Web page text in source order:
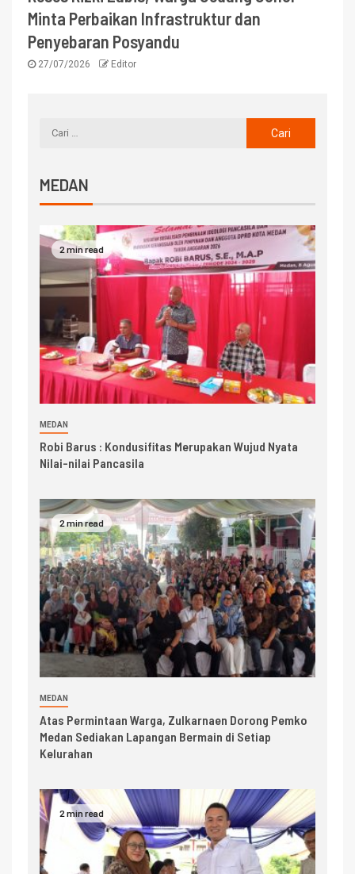
Minta Perbaikan Infrastruktur dan
Penyebaran Posyandu
27/07/2026 Editor
MEDAN
2 min read
MEDAN
Robi Barus : Kondusifitas Merupakan Wujud Nyata
Nilai-nilai Pancasila
2 min read
MEDAN
Atas Permintaan Warga, Zulkarnaen Dorong Pemko
Medan Sediakan Lapangan Bermain di Setiap
Kelurahan
2 min read